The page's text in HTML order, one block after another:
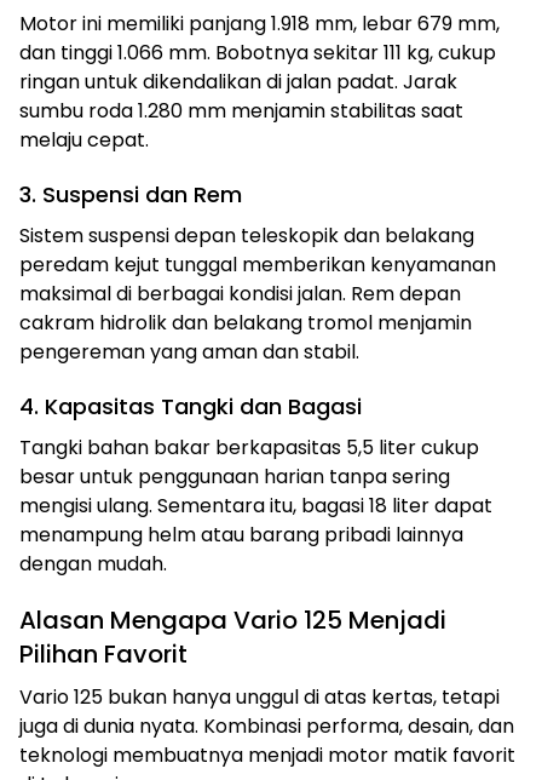
Motor ini memiliki panjang 1.918 mm, lebar 679 mm,
dan tinggi 1.066 mm. Bobotnya sekitar 111 kg, cukup
ringan untuk dikendalikan di jalan padat. Jarak
sumbu roda 1.280 mm menjamin stabilitas saat
melaju cepat.
3. Suspensi dan Rem
Sistem suspensi depan teleskopik dan belakang
peredam kejut tunggal memberikan kenyamanan
maksimal di berbagai kondisi jalan. Rem depan
cakram hidrolik dan belakang tromol menjamin
pengereman yang aman dan stabil.
4. Kapasitas Tangki dan Bagasi
Tangki bahan bakar berkapasitas 5,5 liter cukup
besar untuk penggunaan harian tanpa sering
mengisi ulang. Sementara itu, bagasi 18 liter dapat
menampung helm atau barang pribadi lainnya
dengan mudah.
Alasan Mengapa Vario 125 Menjadi
Pilihan Favorit
Vario 125 bukan hanya unggul di atas kertas, tetapi
juga di dunia nyata. Kombinasi performa, desain, dan
teknologi membuatnya menjadi motor matik favorit